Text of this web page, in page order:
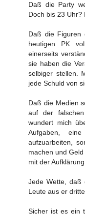
Daß die Party
Doch bis 23 Uhr?
Daß die Figuren
heutigen PK
einerseits
sie haben die
selbiger stellen.
jede Schuld von
Daß die Medien
auf der
wundert mich
Aufgaben,
aufzuarbeiten,
machen und
mit der
Jede Wette, daß
Leute aus er
Sicher ist es ein